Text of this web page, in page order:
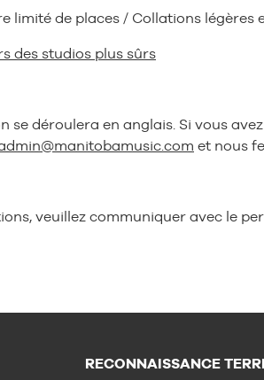
limité de places / Collations légères
des studios plus sûrs
se déroulera en anglais. Si vous
et nous
veuillez communiquer avec le
RECONNAISSANCE